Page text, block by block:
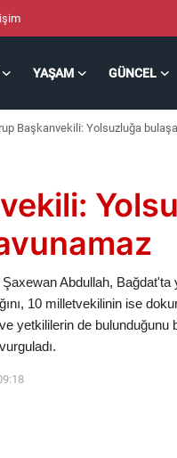
YAŞAM GÜNCEL
Başkanvekili: Yolsuzluğa
Abdullah,
10 milletvekilinin ise
yetkililerin de bulunduğunu